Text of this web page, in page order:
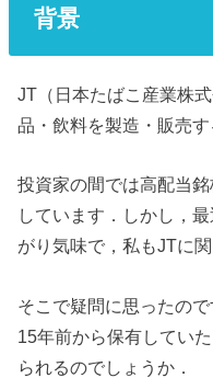
背景
JT（日本たばこ産業株
品・飲料を製造・販売す
投資家の間では高配当
しています．しかし，
がり気味で，私もJTに
そこで疑問に思ったの
15年前から保有してい
られるのでしょうか．